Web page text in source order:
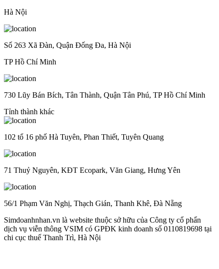
Hà Nội
Số 263 Xã Đàn, Quận Đống Đa, Hà Nội
TP Hồ Chí Minh
730 Lũy Bán Bích, Tân Thành, Quận Tân Phú, TP Hồ Chí Minh
Tỉnh thành khác
102 tổ 16 phố Hà Tuyên, Phan Thiết, Tuyên Quang
71 Thuỷ Nguyên, KĐT Ecopark, Văn Giang, Hưng Yên
56/1 Phạm Văn Nghị, Thạch Gián, Thanh Khê, Đà Nẵng
Simdoanhnhan.vn là website thuộc sở hữu của Công ty cổ phẩn
dịch vụ viễn thông VSIM có GPĐK kinh doanh số 0110819698 tại
chi cục thuế Thanh Trì, Hà Nội